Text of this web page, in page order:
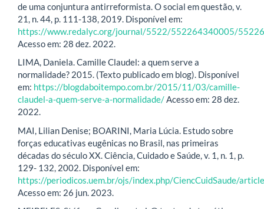
de uma conjuntura antirreformista. O social em questão, v.
21, n. 44, p. 111-138, 2019. Disponível em:
https://www.redalyc.org/journal/5522/552264340005/
Acesso em: 28 dez. 2022.
LIMA, Daniela. Camille Claudel: a quem serve a
normalidade? 2015. (Texto publicado em blog). Disponível
em: https://blogdaboitempo.com.br/2015/11/03/camille-
claudel-a-quem-serve-a-normalidade/Acesso em: 28 dez.
2022.
MAI, Lilian Denise; BOARINI, Maria Lúcia. Estudo sobre
forças educativas eugênicas no Brasil, nas primeiras
décadas do século XX. Ciência, Cuidado e Saúde, v. 1, n. 1, p.
129- 132, 2002. Disponível em:
https://periodicos.uem.br/ojs/index.php/CiencCuidSaude/
Acesso em: 26 jun. 2023.